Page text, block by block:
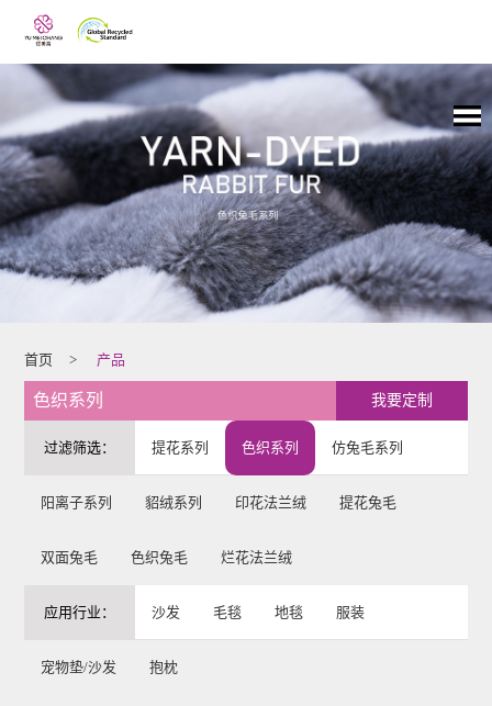
首页 > 产品
我要定制
色织系列
过滤筛选： 提花系列 色织系列 仿兔毛系列
阳离子系列 貂绒系列 印花法兰绒 提花兔毛
双面兔毛 色织兔毛 烂花法兰绒
应用行业： 沙发 毛毯 地毯 服装
宠物垫/沙发 抱枕